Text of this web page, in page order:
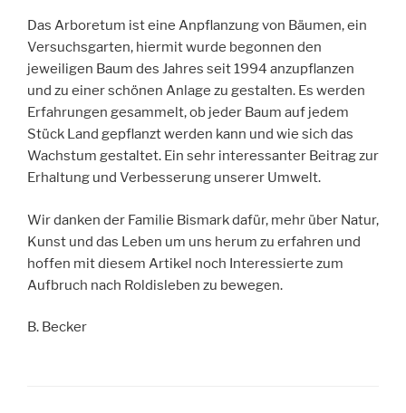
Das Arboretum ist eine Anpflanzung von Bäumen, ein
Versuchsgarten, hiermit wurde begonnen den
jeweiligen Baum des Jahres seit 1994 anzupflanzen
und zu einer schönen Anlage zu gestalten. Es werden
Erfahrungen gesammelt, ob jeder Baum auf jedem
Stück Land gepflanzt werden kann und wie sich das
Wachstum gestaltet. Ein sehr interessanter Beitrag zur
Erhaltung und Verbesserung unserer Umwelt.
Wir danken der Familie Bismark dafür, mehr über Natur,
Kunst und das Leben um uns herum zu erfahren und
hoffen mit diesem Artikel noch Interessierte zum
Aufbruch nach Roldisleben zu bewegen.
B. Becker